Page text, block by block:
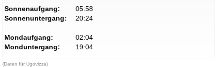
Sonnenaufgang:
05:58
Sonnenuntergang:
20:24
Mondaufgang:
02:04
Monduntergang:
19:04
(Daten für Ugovizza)